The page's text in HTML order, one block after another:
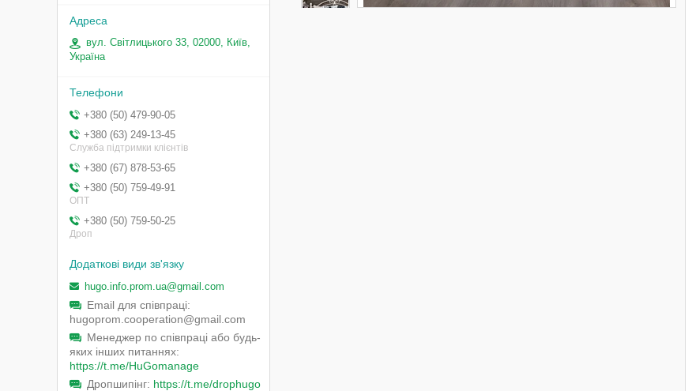
вул. Світлицького 33, 02000, Київ,
Україна
+380 (50) 479-90-05
+380 (63) 249-13-45
Служба підтримки клієнтів
+380 (67) 878-53-65
+380 (50) 759-49-91
ОПТ
+380 (50) 759-50-25
Дроп
hugo.info.prom.ua@gmail.com
Email для співпраці
hugoprom.cooperation@gmail.com
Менеджер по співпраці або будь-
яких інших питаннях
https://t.me/HuGomanage
Дропшипінг https://t.me/drophugo